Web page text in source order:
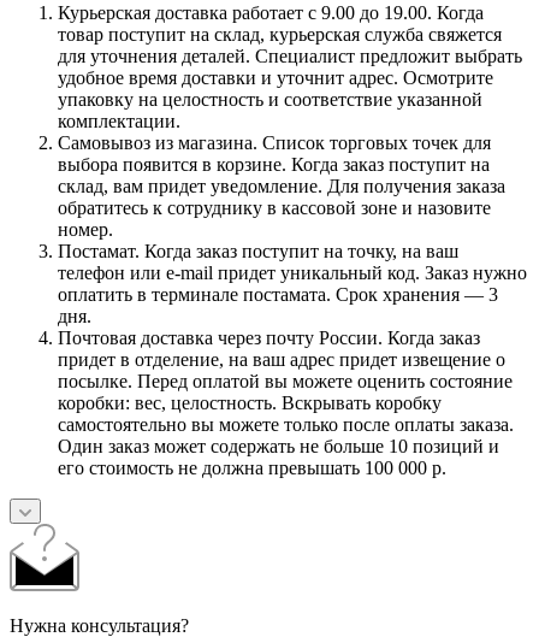
Курьерская доставка работает с 9.00 до 19.00. Когда
товар поступит на склад, курьерская служба свяжется
для уточнения деталей. Специалист предложит выбрать
удобное время доставки и уточнит адрес. Осмотрите
упаковку на целостность и соответствие указанной
комплектации.
Самовывоз из магазина. Список торговых точек для
выбора появится в корзине. Когда заказ поступит на
склад, вам придет уведомление. Для получения заказа
обратитесь к сотруднику в кассовой зоне и назовите
номер.
Постамат. Когда заказ поступит на точку, на ваш
телефон или e-mail придет уникальный код. Заказ нужно
оплатить в терминале постамата. Срок хранения — 3
дня.
Почтовая доставка через почту России. Когда заказ
придет в отделение, на ваш адрес придет извещение о
посылке. Перед оплатой вы можете оценить состояние
коробки: вес, целостность. Вскрывать коробку
самостоятельно вы можете только после оплаты заказа.
Один заказ может содержать не больше 10 позиций и
его стоимость не должна превышать 100 000 р.
Нужна консультация?